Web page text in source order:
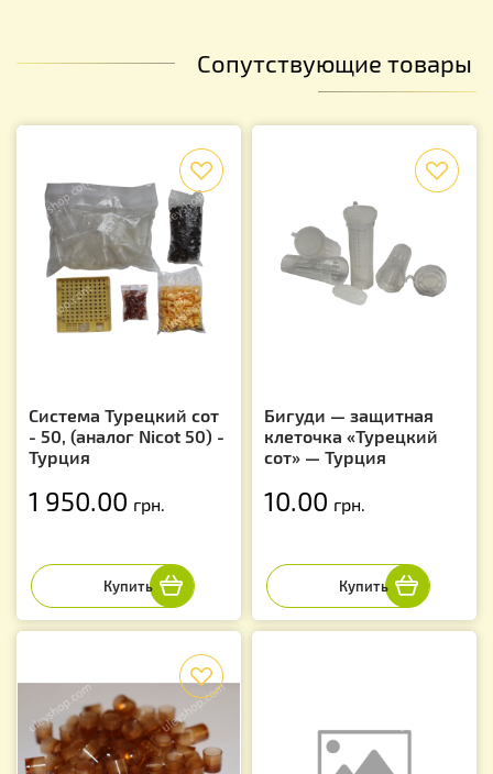
Сопутствующие товары
Система Турецкий сот
- 50, (аналог Nicot 50) -
Турция
1 950.00 грн.
Бигуди — защитная
клеточка «Турецкий
сот» — Турция
10.00 грн.